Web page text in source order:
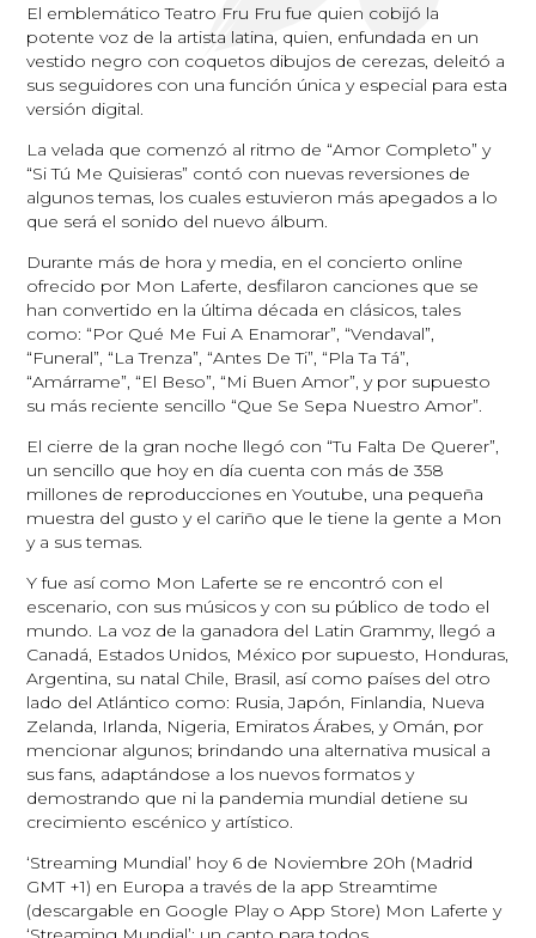
El emblemático Teatro Fru Fru fue quien cobijó la
potente voz de la artista latina, quien, enfundada en un
vestido negro con coquetos dibujos de cerezas, deleitó a
sus seguidores con una función única y especial para esta
versión digital.
La velada que comenzó al ritmo de “Amor Completo” y
“Si Tú Me Quisieras” contó con nuevas reversiones de
algunos temas, los cuales estuvieron más apegados a lo
que será el sonido del nuevo álbum.
Durante más de hora y media, en el concierto online
ofrecido por Mon Laferte, desfilaron canciones que se
han convertido en la última década en clásicos, tales
como: “Por Qué Me Fui A Enamorar”, “Vendaval”,
“Funeral”, “La Trenza”, “Antes De Ti”, “Pla Ta Tá”,
“Amárrame”, “El Beso”, “Mi Buen Amor”, y por supuesto
su más reciente sencillo “Que Se Sepa Nuestro Amor”.
El cierre de la gran noche llegó con “Tu Falta De Querer”,
un sencillo que hoy en día cuenta con más de 358
millones de reproducciones en Youtube, una pequeña
muestra del gusto y el cariño que le tiene la gente a Mon
y a sus temas.
Y fue así como Mon Laferte se re encontró con el
escenario, con sus músicos y con su público de todo el
mundo. La voz de la ganadora del Latin Grammy, llegó a
Canadá, Estados Unidos, México por supuesto, Honduras,
Argentina, su natal Chile, Brasil, así como países del otro
lado del Atlántico como: Rusia, Japón, Finlandia, Nueva
Zelanda, Irlanda, Nigeria, Emiratos Árabes, y Omán, por
mencionar algunos; brindando una alternativa musical a
sus fans, adaptándose a los nuevos formatos y
demostrando que ni la pandemia mundial detiene su
crecimiento escénico y artístico.
‘Streaming Mundial’ hoy 6 de Noviembre 20h (Madrid
GMT +1) en Europa a través de la app Streamtime
(descargable en Google Play o App Store) Mon Laferte y